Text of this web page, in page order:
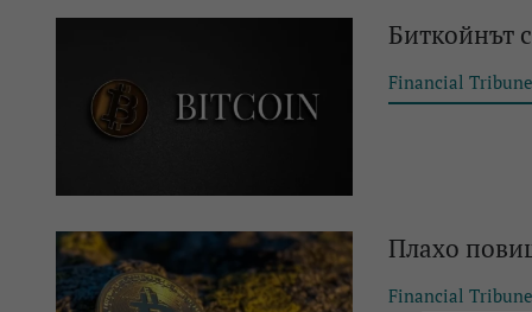
Биткойнът
Financial Tribune
Плахо
Financial Tribune